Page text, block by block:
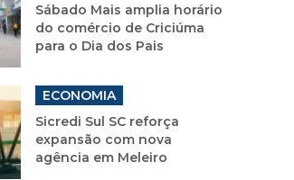
Sábado Mais amplia horário
do comércio de Criciúma
para o Dia dos Pais
ECONOMIA
Sicredi Sul SC reforça
expansão com nova
agência em Meleiro